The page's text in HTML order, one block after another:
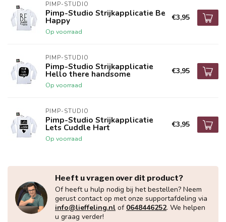
PIMP-STUDIO
Pimp-Studio Strijkapplicatie Be
Happy
Op voorraad
€3,95
PIMP-STUDIO
Pimp-Studio Strijkapplicatie
Hello there handsome
Op voorraad
€3,95
PIMP-STUDIO
Pimp-Studio Strijkapplicatie
Lets Cuddle Hart
Op voorraad
€3,95
Heeft u vragen over dit product?
Of heeft u hulp nodig bij het bestellen? Neem
gerust contact op met onze supportafdeling via
info@lieffeling.nl of 0648446252. We helpen
u graag verder!